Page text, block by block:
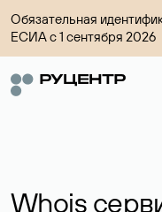
Обязательная
ЕСИА с 1 сентября 2026
Whois